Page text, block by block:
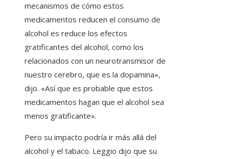
mecanismos de cómo estos
medicamentos reducen el consumo de
alcohol es reduce los efectos
gratificantes del alcohol, como los
relacionados con un neurotransmisor de
nuestro cerebro, que es la dopamina»,
dijo. «Así que es probable que estos
medicamentos hagan que el alcohol sea
menos gratificante».
Pero su impacto podría ir más allá del
alcohol y el tabaco. Leggio dijo que su